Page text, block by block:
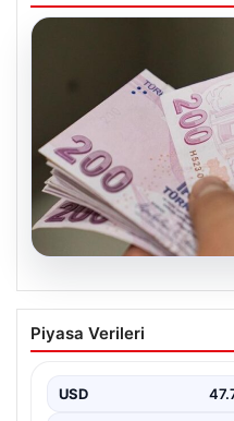
07.08.2026
Bayram
2026 Kurban
Piyasa Verileri
USD